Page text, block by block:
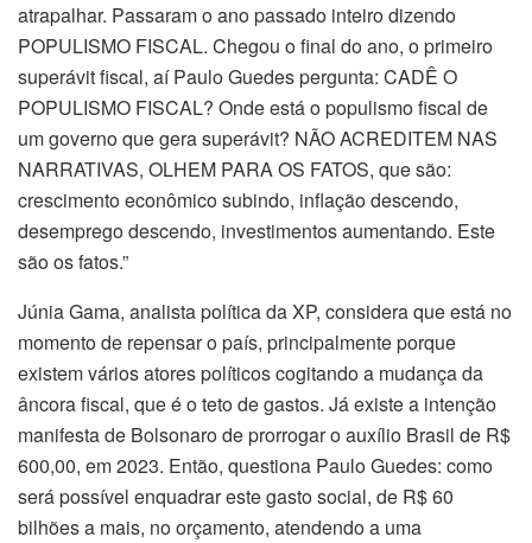
atrapalhar. Passaram o ano passado inteiro dizendo
POPULISMO FISCAL. Chegou o final do ano, o primeiro
superávit fiscal, aí Paulo Guedes pergunta: CADÊ O
POPULISMO FISCAL? Onde está o populismo fiscal de
um governo que gera superávit? NÃO ACREDITEM NAS
NARRATIVAS, OLHEM PARA OS FATOS, que são:
crescimento econômico subindo, inflação descendo,
desemprego descendo, investimentos aumentando. Este
são os fatos.”
Júnia Gama, analista política da XP, considera que está no
momento de repensar o país, principalmente porque
existem vários atores políticos cogitando a mudança da
âncora fiscal, que é o teto de gastos. Já existe a intenção
manifesta de Bolsonaro de prorrogar o auxílio Brasil de R$
600,00, em 2023. Então, questiona Paulo Guedes: como
será possível enquadrar este gasto social, de R$ 60
bilhões a mais, no orçamento, atendendo a uma